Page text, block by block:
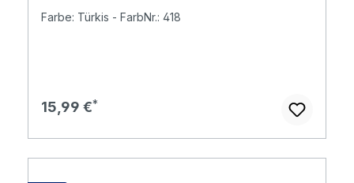
Farbe: Türkis - FarbNr.: 418
Regulärer Preis:
15,99 €